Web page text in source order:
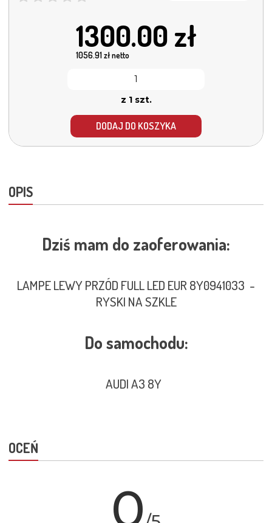
1300.00 zł
1056.91zł netto
z 1 szt.
DODAJ DO KOSZYKA
OPIS
Dziś mam do zaoferowania:
LAMPE LEWY PRZÓD FULL LED EUR 8Y0941033 -
RYSKI NA SZKLE
Do samochodu:
AUDI A3 8Y
OCEŃ
0